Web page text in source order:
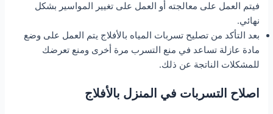
فيتم العمل على معالجته أو العمل على تغيير المواسير بشكل
نهائي.
بعد التأكد من تصليح تسربات المياه بالأفلاج يتم العمل على وضع
مادة عازلة تساعد في منع التسرب مرة أخرى ومنع تعرضك
للمشكلات الناتجة عن ذلك.
اصلاح التسربات في المنزل بالأفلاج